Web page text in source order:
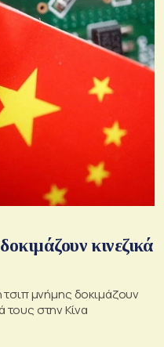
κινεζικά
μνήμης δοκιμάζουν
τους στην Κίνα